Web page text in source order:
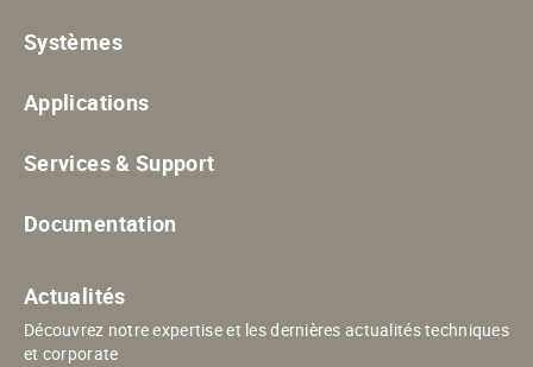
Systèmes
Applications
Services & Support
Documentation
Actualités
Découvrez notre expertise et les dernières actualités techniques
et corporate